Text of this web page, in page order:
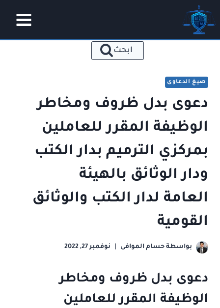
التجاوز
إلى
المحتوى
ابحث
صيغ الدعاوى
دعوى بدل ظروف ومخاطر
الوظيفة المقرر للعاملين
بمركزي الترميم بدار الكتب
ودار الوثائق بالهيئة
العامة لدار الكتب والوثائق
القومية
بواسطة حسام الموافى نوفمبر 27, 2022
دعوى بدل ظروف ومخاطر
الوظيفة المقرر للعاملين